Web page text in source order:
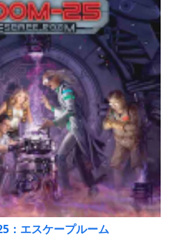
：エスケープルーム